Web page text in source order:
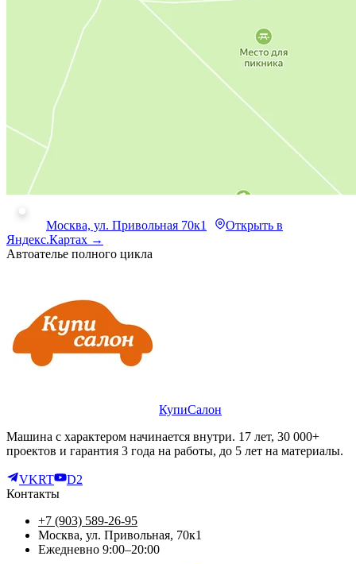
Москва, ул. Привольная 70к1
Открыть в
Яндекс.Картах →
Автоателье полного цикла
КупиСалон
Машина с характером начинается внутри. 17 лет, 30 000+
проектов и гарантия 3 года на работы, до 5 лет на материалы.
VKRT
D2
Контакты
+7 (903) 589-26-95
Москва, ул. Привольная, 70к1
Ежедневно 9:00–20:00